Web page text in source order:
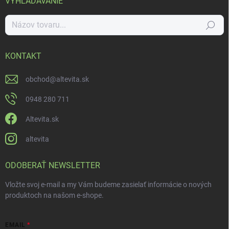
Hľadať
KONTAKT
obchod@altevita.sk
0948 280 711
Altevita.sk
altevita
ODOBERAŤ NEWSLETTER
Vložte svoj e-mail a my Vám budeme zasielať informácie o nových
produktoch na našom e-shope.
EMAIL